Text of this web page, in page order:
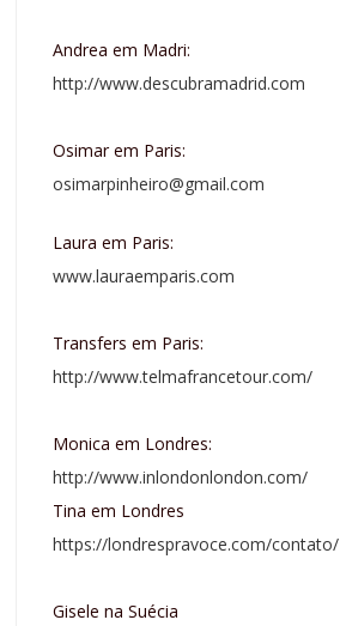
Andrea em Madri:
http://www.descubramadrid.com
Osimar em Paris:
osimarpinheiro@gmail.com
Laura em Paris:
www.lauraemparis.com
Transfers em Paris:
http://www.telmafrancetour.com/
Monica em Londres:
http://www.inlondonlondon.com/
Tina em Londres
https://londrespravoce.com/contato/
Gisele na Suécia